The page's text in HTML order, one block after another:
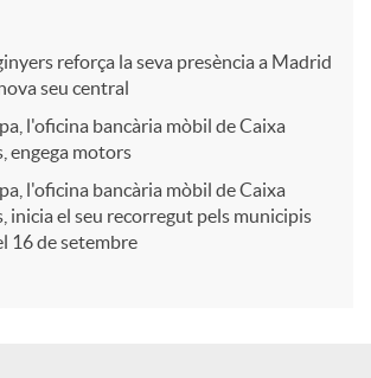
reforça la seva presència a Madrid
seu central
l'oficina bancària mòbil de Caixa
engega motors
l'oficina bancària mòbil de Caixa
inicia el seu recorregut pels municipis
16 de setembre